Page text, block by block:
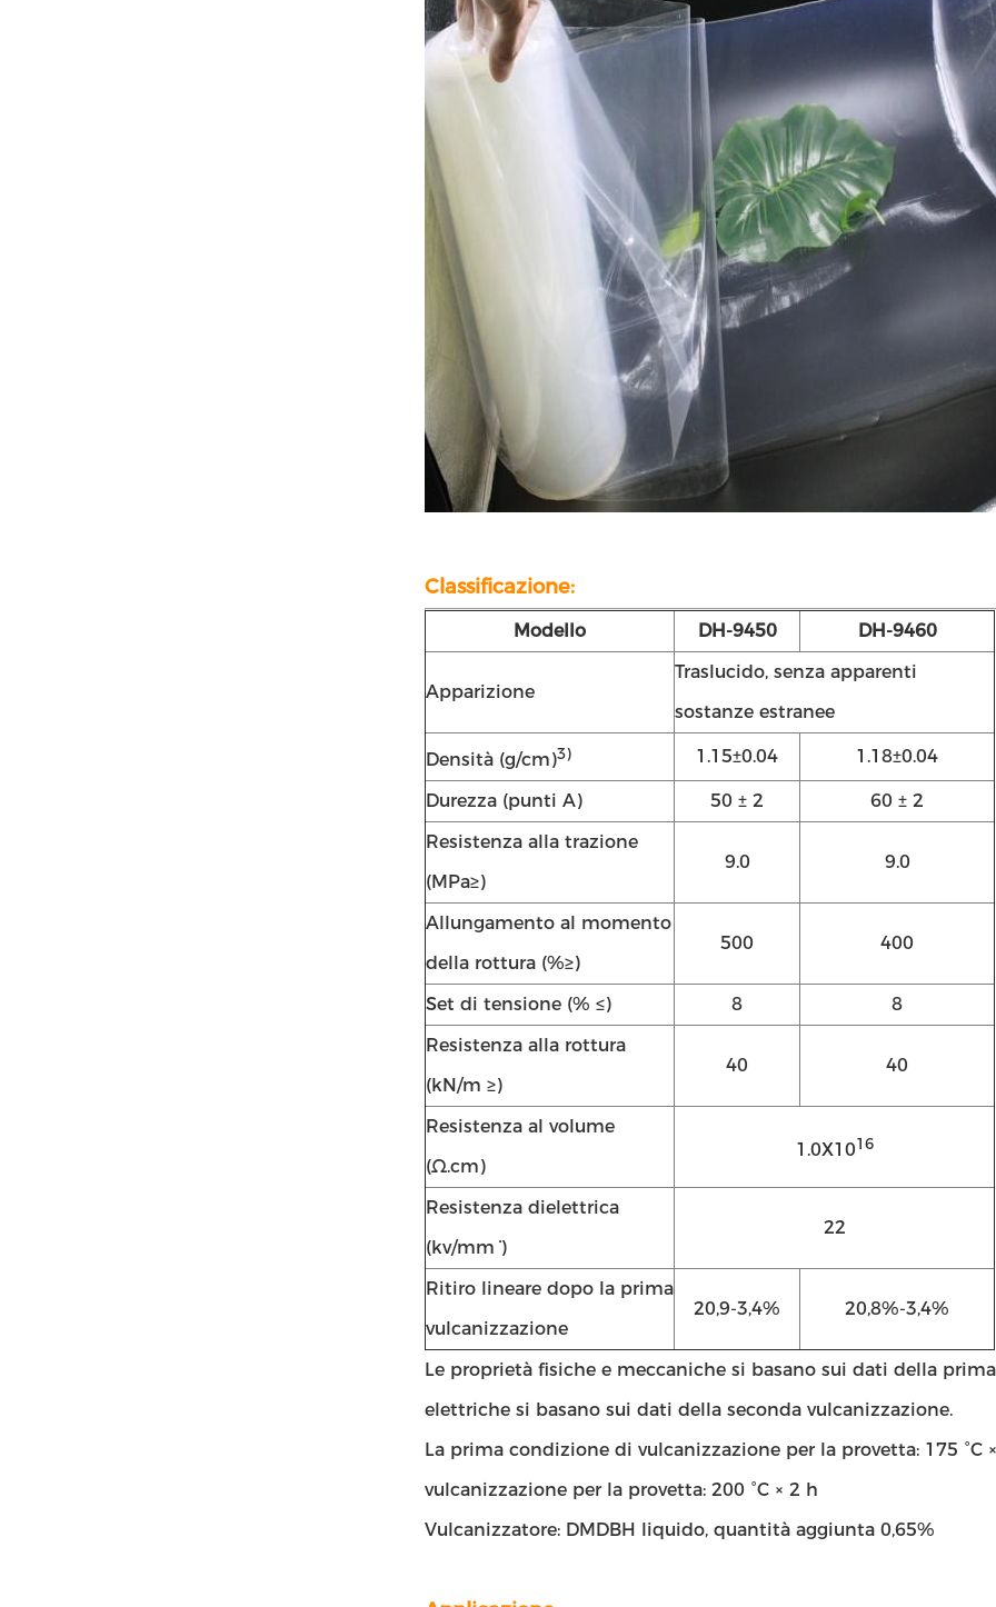
Classificazione:
Modello DH-9450 DH-9460
Apparizione
Traslucido, senza apparenti
sostanze estranee
Densità (g/cm)3) 1.15±0.04 1.18±0.04
Durezza (punti A) 50 ± 2
60 ± 2
Resistenza alla trazione
(MPa≥)
9.0 9.0
Allungamento al momento
della rottura (%≥)
500 400
Set di tensione (% ≤) 8
8
Resistenza alla rottura
(kN/m ≥)
40 40
Resistenza al volume
(Ω.cm)
1.0X1016
Resistenza dielettrica
(kv/mm ̇)
22
Ritiro lineare dopo la prima
vulcanizzazione
20,9-3,4% 20,8%-3,4%
Le proprietà fisiche e meccaniche si basano sui dati della
elettriche si basano sui dati della seconda vulcanizzazione.
La prima condizione di vulcanizzazione per la provetta: 175
vulcanizzazione per la provetta: 200 °C × 2 h
Vulcanizzatore: DMDBH liquido, quantità aggiunta 0,65%